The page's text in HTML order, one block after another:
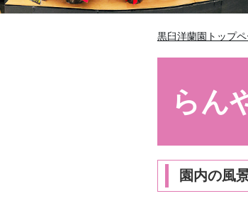
黒臼洋蘭園トップ
らん
園内の風